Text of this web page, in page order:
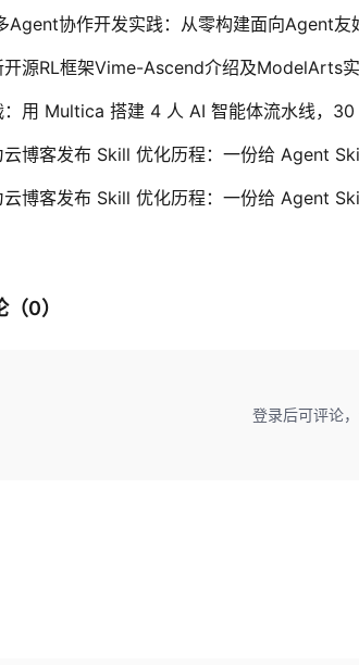
Agent协作开发实践：从零构建面向Agent友
开源RL框架Vime-Ascend介绍及ModelArts
：用 Multica 搭建 4 人 AI 智能体流水线，30
云博客发布 Skill 优化历程：一份给 Agent
云博客发布 Skill 优化历程：一份给 Agent
（0）
登录后可评论